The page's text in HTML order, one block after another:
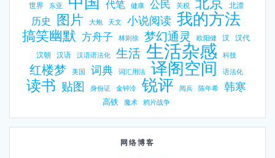
世界 东亚 代笔 健康 公民 关税 北漂
历史 图片 大炮 天文 小说阅读 我的方法
搞笑幽默 方舟子 林则徐 梦幻通灵 欧阳健 汉 汉代
汉朝 汉语 汉语语法化 生活 生活杂感 科技
红楼梦 美国 词典 词汇用法 译阁空间 语法化
读书 贴图 身份证 金钟泠 锐评 阅兵 陈年希 韩寒
高铁 魔术 鸦片战争
网络博客